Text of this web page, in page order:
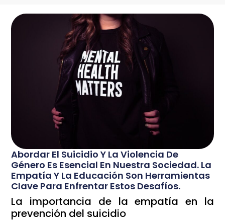
Abordar El Suicidio Y La Violencia De
Género Es Esencial En Nuestra Sociedad. La
Empatía Y La Educación Son Herramientas
Clave Para Enfrentar Estos Desafíos.
La importancia de la empatía en la
prevención del suicidio